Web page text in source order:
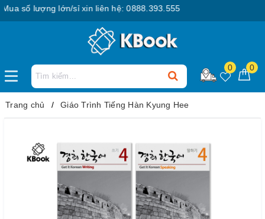
số lượng lớn/sỉ xin liên hệ: 0888.393.555
0 0
Trang chủ Giáo Trình Tiếng Hàn Kyung Hee